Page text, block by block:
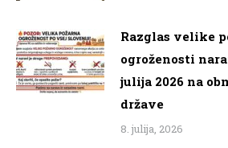
Razglas velike
ogroženosti
julija 2026 na
države
8. julija, 2026